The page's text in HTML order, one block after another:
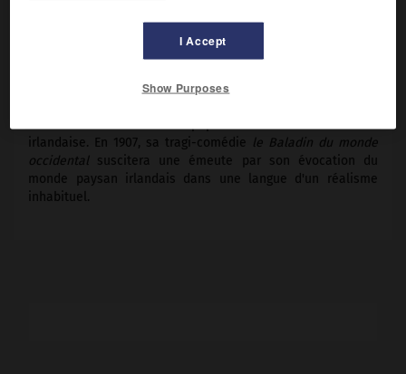
1907), il entame une critique attendrie du
folklore et des mœurs « folkloriques » de sa patrie. Ses
Chevauchée vers la mer,1904 ;la Fontaine aux saints,
irlandaise. En 1907, sa tragi-comédie le Baladin du monde
occidentalsuscitera une émeute par son évocation du
monde paysan irlandais dans une langue d'un réalisme
inhabituel.
I Accept
Show Purposes